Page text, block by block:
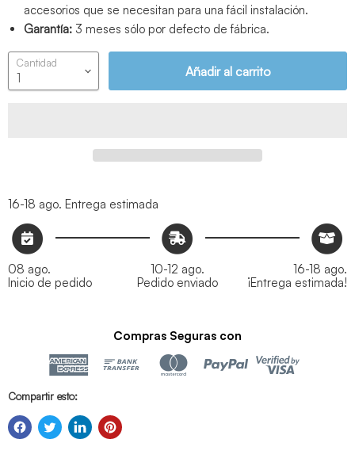
accesorios que se necesitan para una fácil instalación.
Garantía: 3 meses sólo por defecto de fábrica.
Cantidad
Añadir al carrito
16-18 ago. Entrega estimada
08 ago.
Inicio de pedido
10-12 ago.
Pedido enviado
16-18 ago.
¡Entrega estimada!
Compras Seguras con
Compartir esto: